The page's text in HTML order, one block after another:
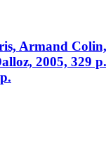
Armand
2005, 329